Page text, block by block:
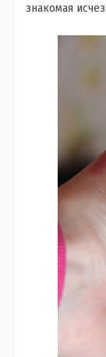
знакомая